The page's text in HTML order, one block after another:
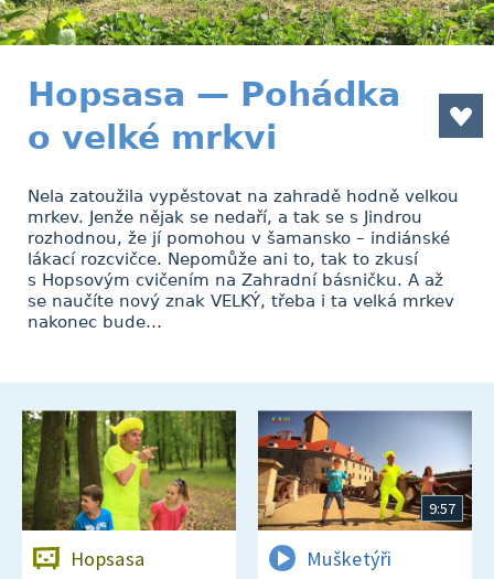
Hopsasa — Pohádka
o velké mrkvi
Nela zatoužila vypěstovat na zahradě hodně velkou
mrkev. Jenže nějak se nedaří, a tak se s Jindrou
rozhodnou, že jí pomohou v šamansko – indiánské
lákací rozcvičce. Nepomůže ani to, tak to zkusí
s Hopsovým cvičením na Zahradní básničku. A až
se naučíte nový znak VELKÝ, třeba i ta velká mrkev
nakonec bude…
Hopsasa
9:57
Mušketýři